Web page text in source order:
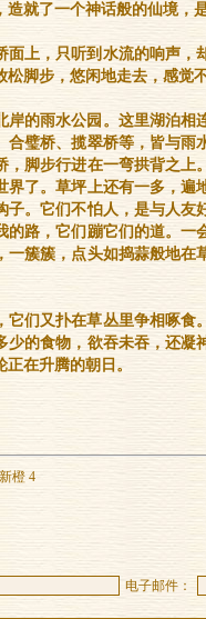
就了一个神话般的仙境，
面上，只听到水流的响声，
脚步，悠闲地走去，感觉
岸的雨水公园。这里湖泊
合璧桥、揽翠桥等，皆与雨
，脚步行进在一弯拱背之
界了。草坪上还有一多，遍
子。它们不怕人，是与人
的路，它们蹦它们的道。
一簇簇，点头如捣蒜般地
它们又扑在草丛里争相啄
少的食物，欲吞未吞，还凝
在升腾的朝日。
橙 4
电子邮件：